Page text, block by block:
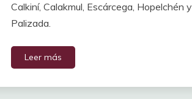
Calkiní, Calakmul, Escárcega, Hopelchén y
Palizada.
Leer más